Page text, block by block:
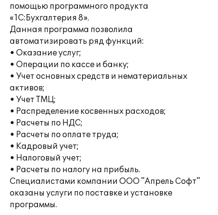
помощью программного продукта
«1С:Бухгалтерия 8».
Данная программа позволила
автоматизировать ряд функций:
• Оказание услуг;
• Операции по кассе и банку;
• Учет основных средств и нематериальных
активов;
• Учет ТМЦ;
• Распределение косвенных расходов;
• Расчеты по НДС;
• Расчеты по оплате труда;
• Кадровый учет;
• Налоговый учет;
• Расчеты по налогу на прибыль.
Специалистами компании ООО "Апрель Софт"
оказаны услуги по поставке и установке
программы.